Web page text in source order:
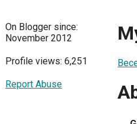
On Blogger since:
November 2012
Profile views: 6,251
Report Abuse